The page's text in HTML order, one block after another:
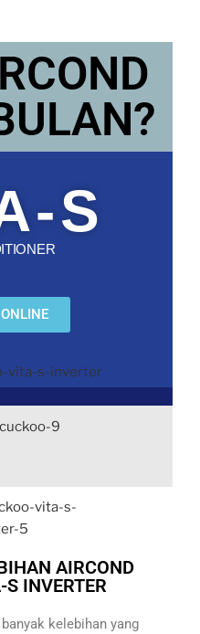
S
AIRCOND
S INVERTER
kelebihan yang